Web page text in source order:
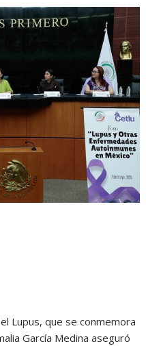
Lupus, que se conmemora
García Medina aseguró